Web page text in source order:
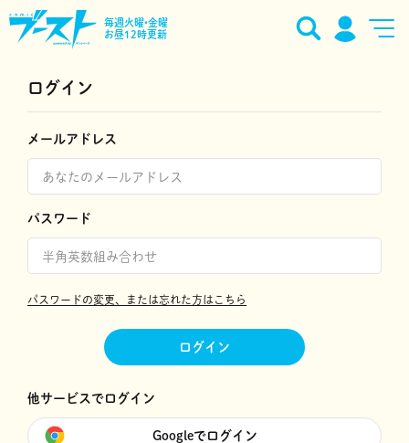
毎週火曜•金曜
お昼12時更新
ログイン
メールアドレス
パスワード
パスワードの変更、または忘れた方はこちら
ログイン
他サービスでログイン
Googleでログイン